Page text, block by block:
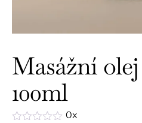
Masážní
100ml
0x